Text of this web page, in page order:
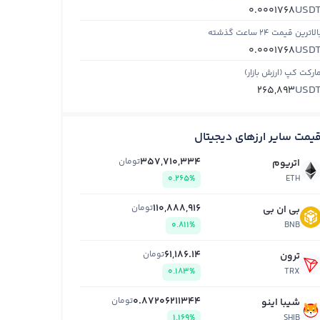
0.0001768
قیمت ۲۴ ساعت گذشته
0.0001768
مارکت کپ (ارزش بازار)
265,893
قیمت سایر ارزهای دیجیتال
اتریوم
ETH
357,710,334تومان
0.265%
بی ان بی
BNB
110,888,916تومان
0.811%
ترون
TRX
61,186.14تومان
0.183%
شیبا اینو 0.87206211344تومان